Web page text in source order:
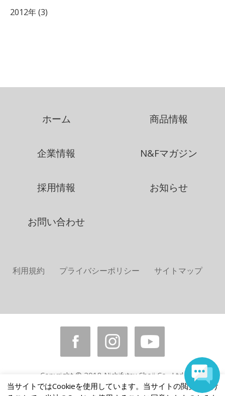
2012年 (3)
ホーム 商品情報
企業情報 N&Fマガジン
採用情報 お知らせ
お問い合わせ
利用規約 プライバシーポリシー サイトマップ
Copyright © 2018 Nichifutsu Shoji Co., Ltd.
All rights reserved.
当サイトではCookieを使用しています。当サイトの閲覧を続け